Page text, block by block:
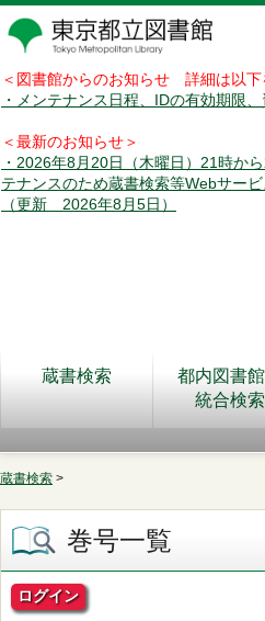
＜図書館からのお知らせ 詳細は以下
・メンテナンス日程、IDの有効期限
＜最新のお知らせ＞
・2026年8月20日（木曜日）21時か
テナンスのため蔵書検索等Webサービ
（更新 2026年8月5日）
蔵書検索
都内図書
統合検索
蔵書検索 >
巻号一覧
ログイン